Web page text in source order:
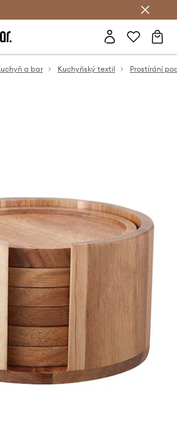
a bar Kuchyňský textil Prostírání